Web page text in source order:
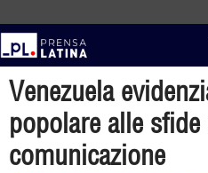
Venezuela
popolare alle sfide
comunicazione